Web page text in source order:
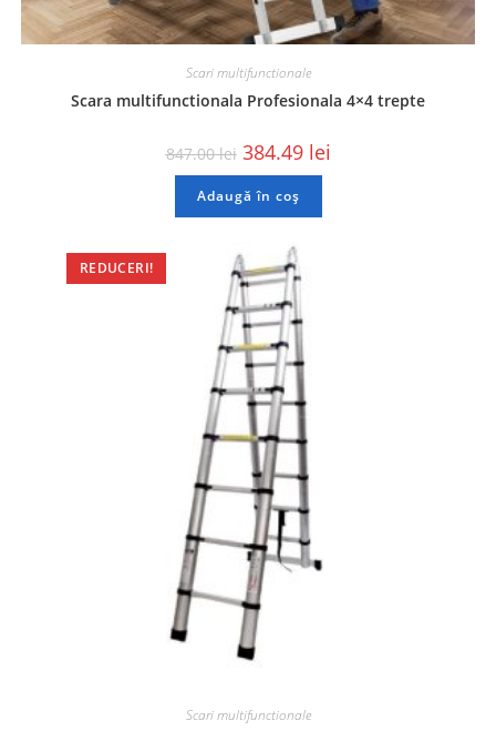
Scari multifunctionale
Scara multifunctionala Profesionala 4×4 trepte
847.00lei 384.49 lei
Adaugă în coș
REDUCERI!
Scari multifunctionale